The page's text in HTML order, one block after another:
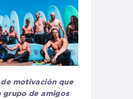
motivación que
grupo de amigos